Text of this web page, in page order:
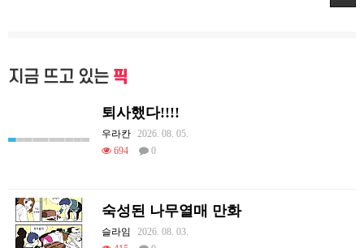
지금 뜨고 있는 픽
퇴사했다!!!!
우라칸
2026. 08. 05.
694
0
숙성된 나무열매 만화
슬라임
2026. 08. 03.